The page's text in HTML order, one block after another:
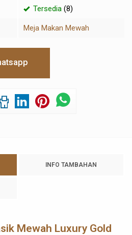
Tersedia (8)
Meja Makan Mewah
INFO TAMBAHAN
Mewah Luxury Gold